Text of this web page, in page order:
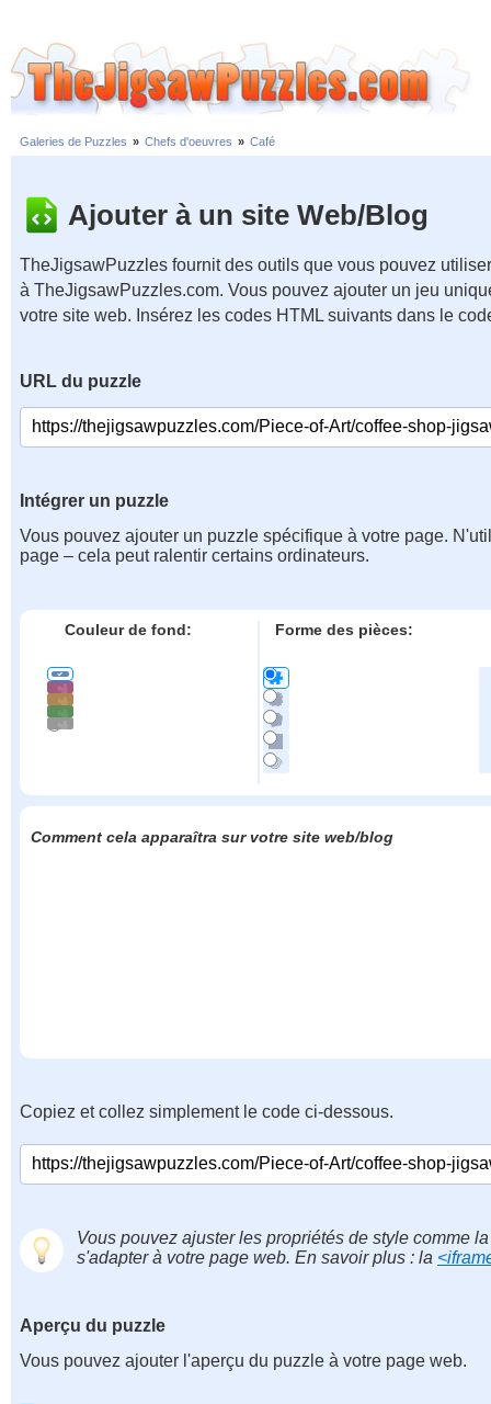
Galeries de Puzzles » Chefs d'oeuvres » Café
Ajouter à un site Web/Blog
TheJigsawPuzzles fournit des outils que vous pouvez
à TheJigsawPuzzles.com. Vous pouvez ajouter un jeu
votre site web. Insérez les codes HTML suivants dans le
URL du puzzle
Intégrer un puzzle
Vous pouvez ajouter un puzzle spécifique à votre page.
page – cela peut ralentir certains ordinateurs.
Couleur de fond: Forme des pièces:
Comment cela apparaîtra sur votre site web/blog
Copiez et collez simplement le code ci-dessous.
Vous pouvez ajuster les propriétés de style comme
s'adapter à votre page web. En savoir plus : la
Aperçu du puzzle
Vous pouvez ajouter l'aperçu du puzzle à votre page web.